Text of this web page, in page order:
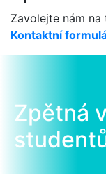
Zavolejte nám na
Kontaktní
Zpětná